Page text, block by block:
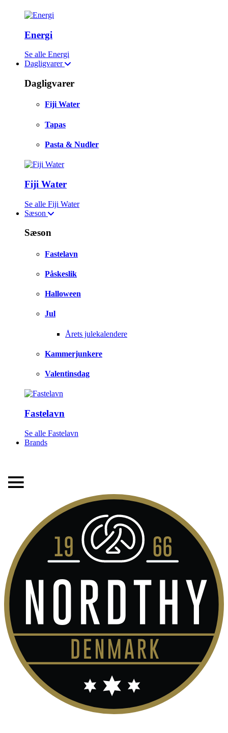
Energi
Se alle Energi
Dagligvarer
Dagligvarer
Fiji Water
Tapas
Pasta & Nudler
Fiji Water
Se alle Fiji Water
Sæson
Sæson
Fastelavn
Påskeslik
Halloween
Jul
Årets julekalendere
Kammerjunkere
Valentinsdag
Fastelavn
Se alle Fastelavn
Brands
LEVERINGSTID 1-3 HVERDAGE